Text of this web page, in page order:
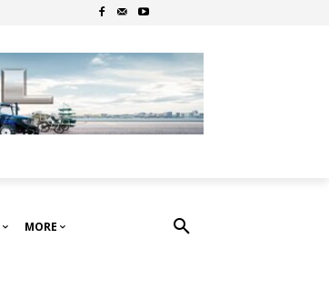
MORE